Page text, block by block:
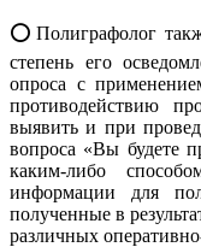
⭕️Полиграфолог
степень его
опроса с
противодействию
выявить и при
вопроса «Вы будете
каким-либо
информации для
полученные в
различных